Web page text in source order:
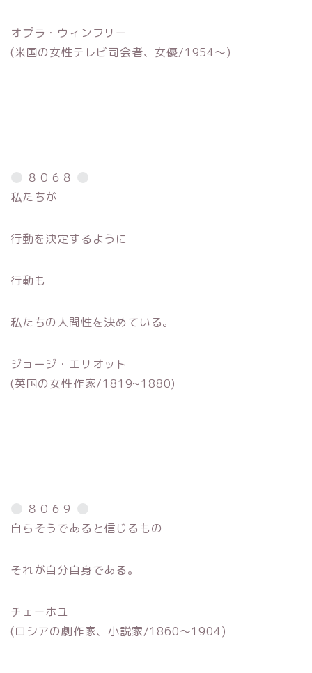
オプラ・ウィンフリー
(米国の女性テレビ司会者、女優/1954〜)
８０６８
私たちが
行動を決定するように
行動も
私たちの人間性を決めている。
ジョージ・エリオット
(英国の女性作家/1819~1880)
８０６９
自らそうであると信じるもの
それが自分自身である。
チェーホユ
(ロシアの劇作家、小説家/1860〜1904)